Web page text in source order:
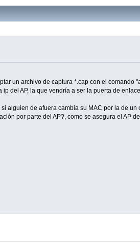
un archivo de captura *.cap con el comando
del AP, la que vendría a ser la puerta de
alguien de afuera cambia su MAC por la de
por parte del AP?, como se asegura el AP